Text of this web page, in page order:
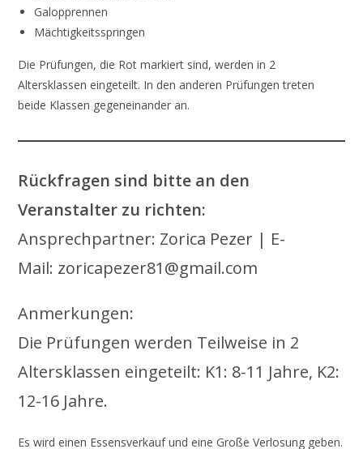
Galopprennen
Mächtigkeitsspringen
Die Prüfungen, die Rot markiert sind, werden in 2
Altersklassen eingeteilt. In den anderen Prüfungen treten
beide Klassen gegeneinander an.
Rückfragen sind bitte an den
Veranstalter zu richten:
Ansprechpartner: Zorica Pezer | E-
Mail: zoricapezer81@gmail.com
Anmerkungen:
Die Prüfungen werden Teilweise in 2
Altersklassen eingeteilt: K1: 8-11 Jahre, K2:
12-16 Jahre.
Es wird einen Essensverkauf und eine Große Verlosung geben.